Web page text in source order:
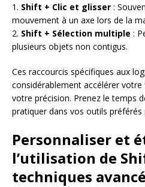
1. Shift + Clic et glisser :
mouvement à un axe lors de la
2. Shift + Sélection multiple :
plusieurs objets non contigus.
Ces raccourcis spécifiques aux
considérablement accélérer
votre précision. Prenez le temps
pratiquer dans vos outils
Personnaliser et
l’utilisation de
techniques